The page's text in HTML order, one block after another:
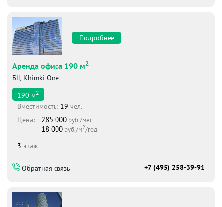
Подробнее
Аренда офиса 190 м2
БЦ Khimki One
190 м2
Вместимоcть: 19 чел.
Цена:
285 000 руб./мес
18 000 руб./м2/год
3 этаж
Обратная связь +7 (495) 258-39-91